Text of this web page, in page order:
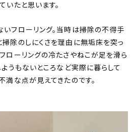
いたと思います。
フローリング。当時は掃除の不得手
除のしにくさを理由に無垢床を突っ
ローリングの冷たさやねこが足を滑ら
ようもないところなど実際に暮らして
満な点が見えてきたのです。